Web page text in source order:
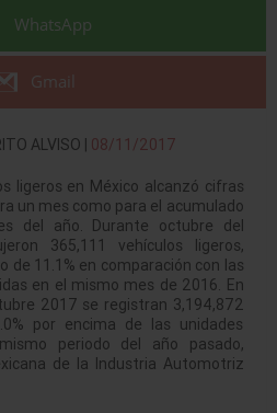
WhatsApp
Gmail
ALVISO | 08/11/2017
ligeros en México alcanzó cifras
un mes como para el acumulado
del año. Durante octubre del
365,111 vehículos ligeros,
de 11.1% en comparación con las
en el mismo mes de 2016. En
2017 se registran 3,194,872
por encima de las unidades
periodo del año pasado,
de la Industria Automotriz